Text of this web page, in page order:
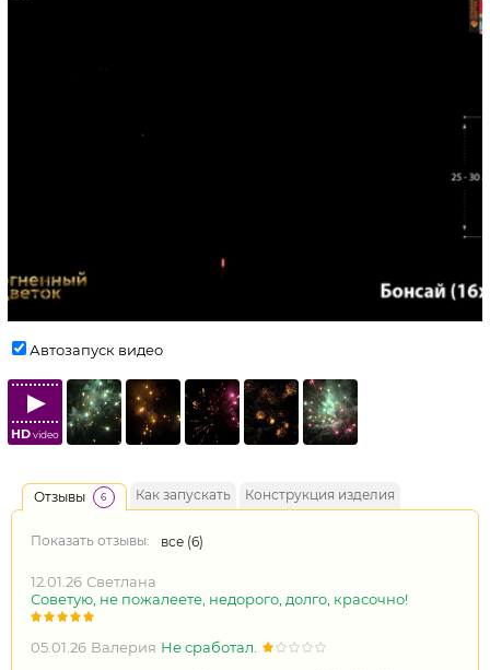
Автозапуск видео
HDvideo
Отзывы 6 Как запускать Конструкция изделия
Показать отзывы: все (6)
12.01.26 Светлана
Советую, не пожалеете, недорого, долго, красочно!
05.01.26 Валерия Не сработал.